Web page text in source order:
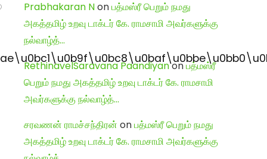
Prabhakaran Nonபத்மஸ்ரீ பெறும் நமது
அகத்தமிழ் உறவு டாக்டர் கே. ராமசாமி அவர்களுக்கு
நல்வாழ்த்…
RethinavelSaravana Paandiyanonபத்மஸ்ரீ
பெறும் நமது அகத்தமிழ் உறவு டாக்டர் கே. ராமசாமி
அவர்களுக்கு நல்வாழ்த்…
சரவணன் ராமச்சந்திரன் onபத்மஸ்ரீ பெறும் நமது
அகத்தமிழ் உறவு டாக்டர் கே. ராமசாமி அவர்களுக்கு